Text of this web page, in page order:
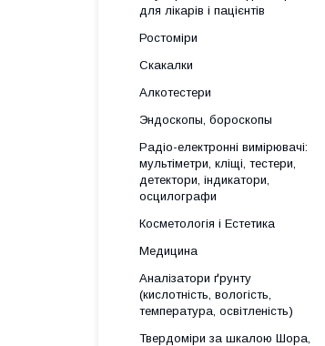
для лікарів і пацієнтів
Ростоміри
Скакалки
Алкотестери
Эндоскопы, бороскопы
Радіо-електронні вимірювачі:
мультіметри, кліщі, тестери,
детектори, індикатори,
осцилографи
Косметологія і Естетика
Медицина
Аналізатори ґрунту
(кислотність, вологість,
температура, освітленість)
Твердоміри за шкалою Шора,